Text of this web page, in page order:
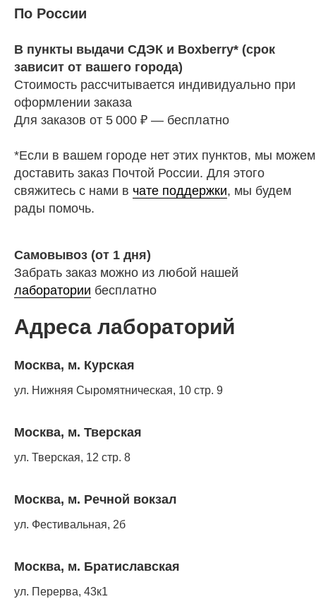
По России
В пункты выдачи СДЭК и Boxberry* (срок
зависит от вашего города)
Стоимость рассчитывается индивидуально при
оформлении заказа
Для заказов от 5 000 ₽ — бесплатно
*Если в вашем городе нет этих пунктов, мы можем
доставить заказ Почтой России. Для этого
свяжитесь с нами в чате поддержки, мы будем
рады помочь.
Самовывоз (от 1 дня)
Забрать заказ можно из любой нашей
лаборатории бесплатно
Адреса лабораторий
Москва, м. Курская
ул. Нижняя Сыромятническая, 10 стр. 9
Москва, м. Тверская
ул. Тверская, 12 стр. 8
Москва, м. Речной вокзал
ул. Фестивальная, 2б
Москва, м. Братиславская
ул. Перерва, 43к1